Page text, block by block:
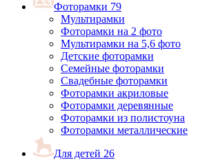
Фоторамки 79
Мультирамки
Фоторамки на 2 фото
Мультирамки на 5,6 фото
Детские фоторамки
Семейные фоторамки
Свадебные фоторамки
Фоторамки акриловые
Фоторамки деревянные
Фоторамки из полистоуна
Фоторамки металлические
Для детей 26